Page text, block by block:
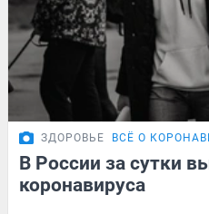
ЗДОРОВЬЕ ВСЁ О
В России за сутки
коронавируса